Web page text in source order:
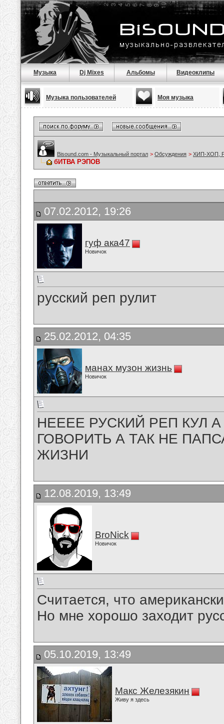
Музыка Dj Mixes Альбомы Видеоклипы
Музыка пользователей Моя музыка
Bisound.com - Музыкальный портал > Обсуждения > ХИП-ХОП,
бИТВА РЭПОВ
07.02.2012, 19:26
гуф ака47
Новичок
русский реп рулит
25.02.2012, 04:35
манах музон жизнь
Новичок
НЕЕЕЕ РУСКИЙ РЕП КУЛ
ГОВОРИТЬ А ТАК НЕ
ЖИЗНИ
12.08.2019, 13:49
BroNick
Новичок
Считается, что
Но мне хорошо заходит
05.10.2019, 13:49
Макс Железякин
Живу я здесь